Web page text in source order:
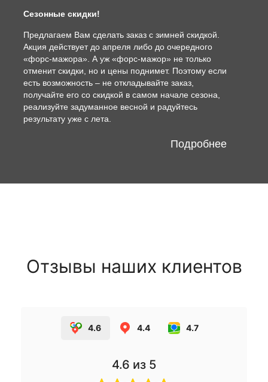
Сезонные скидки!
Предлагаем Вам сделать заказ с зимней скидкой.
Акция действует до апреля либо до очередного
«форс-мажора». А уж «форс-мажор» не только
отменит скидки, но и цены поднимет. Поэтому если
есть возможность – не откладывайте заказ,
получайте его со скидкой в самом начале сезона,
реализуйте задуманное весной и радуйтесь
результату уже с лета.
Подробнее
Отзывы наших клиентов
4.6 4.4 4.7
4.6 из 5